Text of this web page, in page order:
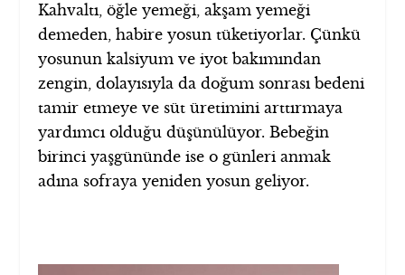
Kahvaltı, öğle yemeği, akşam yemeği
demeden, habire yosun tüketiyorlar. Çünkü
yosunun kalsiyum ve iyot bakımından
zengin, dolayısıyla da doğum sonrası bedeni
tamir etmeye ve süt üretimini arttırmaya
yardımcı olduğu düşünülüyor. Bebeğin
birinci yaşgününde ise o günleri anmak
adına sofraya yeniden yosun geliyor.